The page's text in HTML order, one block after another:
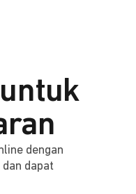
dengan
dapat